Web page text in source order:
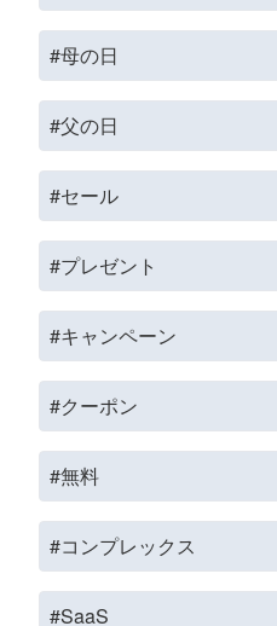
#母の日
#父の日
#セール
#プレゼント
#キャンペーン
#クーポン
#無料
#コンプレックス
#SaaS